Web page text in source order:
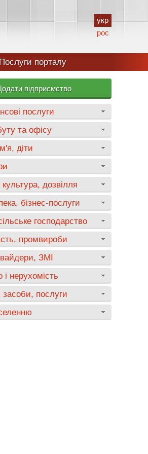
укр
рос
Послуги порталу
підприємство
послуги
та офісу
діти
дозвілля
бізнес-послуги
господарство
промвироби
ЗМІ
і нерухомість
засоби, послуги